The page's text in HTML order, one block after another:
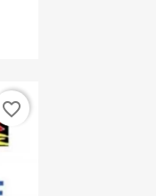
favorite_border